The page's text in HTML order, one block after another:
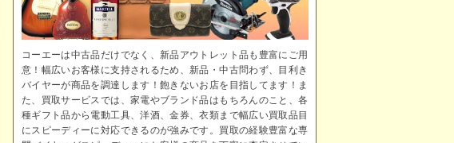
コーエーは中古品だけでなく、新品アウトレット品も豊富にご用
意！幅広いお客様に支持されるため、新品・中古問わず、目利き
バイヤーが商品を調達します！飽きないお店を目指してます！ま
た、買取サービスでは、家電やブランド品はもちろんのこと、各
種ギフト品から電動工具、洋酒、金券、衣類まで幅広い買取品目
にスピーディーに対応できるのが強みです。買取の経験豊富な専